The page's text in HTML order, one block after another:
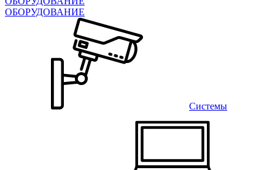
ОБОРУДОВАНИЕ
Системы